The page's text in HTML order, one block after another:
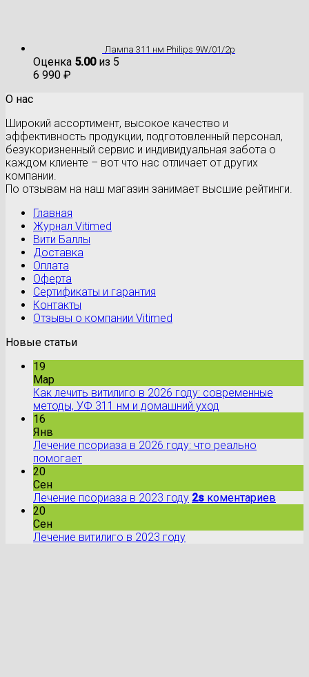
Лампа 311 нм Philips 9W/01/2p
Оценка 5.00из 5
6 990 ₽
О нас
Широкий ассортимент, высокое качество и
эффективность продукции, подготовленный персонал,
безукоризненный сервис и индивидуальная забота о
каждом клиенте – вот что нас отличает от других
компании.
По отзывам на наш магазин занимает высшие рейтинги.
Главная
Журнал Vitimed
Вити Баллы
Доставка
Оплата
Оферта
Сертификаты и гарантия
Контакты
Отзывы о компании Vitimed
Новые статьи
19
Мар
Как лечить витилиго в 2026 году: современные
методы, УФ 311 нм и домашний уход
16
Янв
Лечение псориаза в 2026 году: что реально
помогает
20
Сен
Лечение псориаза в 2023 году 2s коментариев
20
Сен
Лечение витилиго в 2023 году